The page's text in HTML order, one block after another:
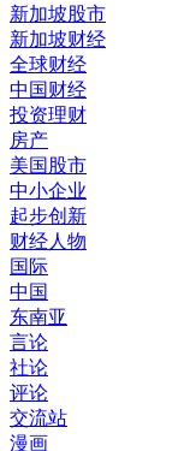
新加坡股市
新加坡财经
全球财经
中国财经
投资理财
房产
美国股市
中小企业
起步创新
财经人物
国际
中国
东南亚
言论
社论
评论
交流站
漫画